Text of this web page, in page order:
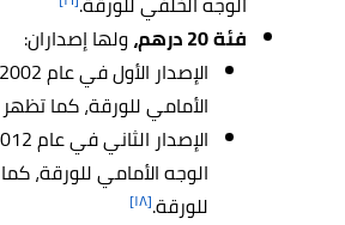
فئة 20 درهم،
ولها إصداران:
الأمامي للورقة، كما
الوجه الأمامي للورقة،
للورقة.[١٨]